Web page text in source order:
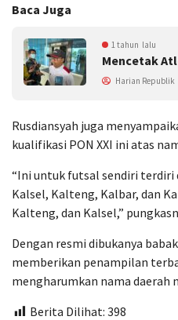
Baca Juga
1 tahun lalu
Mencetak
Harian Republik
Rusdiansyah juga
kualifikasi PON XXI ini atas
“Ini untuk futsal sendiri terdiri
Kalsel, Kalteng, Kalbar, dan
Kalteng, dan Kalsel,”
Dengan resmi dibukanya
memberikan penampilan
mengharumkan nama daerah
Berita Dilihat: 398